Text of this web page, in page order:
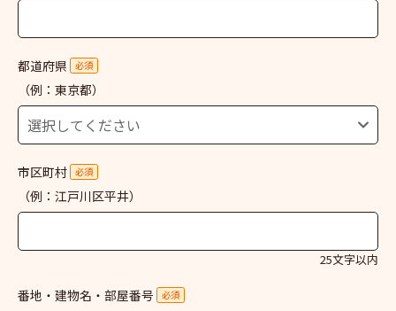
都道府県 必須
（例：東京都）
市区町村 必須
（例：江戸川区平井）
25文字以内
番地・建物名・部屋番号 必須